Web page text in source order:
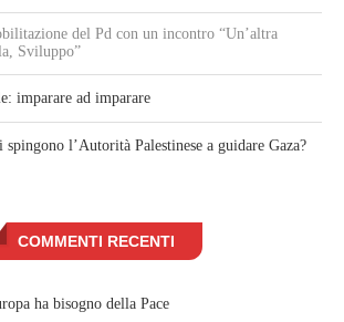
del Pd con un incontro “Un’altra
Sviluppo”
imparare ad imparare
l’Autorità Palestinese a guidare Gaza?
COMMENTI RECENTI
ha bisogno della Pace